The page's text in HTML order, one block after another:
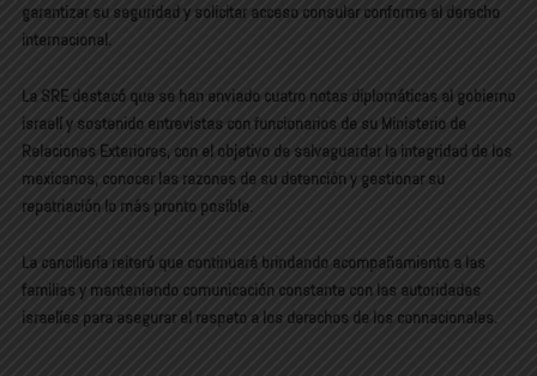
garantizar su seguridad y solicitar acceso consular conforme al derecho
internacional.
La SRE destacó que se han enviado cuatro notas diplomáticas al gobierno
israelí y sostenido entrevistas con funcionarios de su Ministerio de
Relaciones Exteriores, con el objetivo de salvaguardar la integridad de los
mexicanos, conocer las razones de su detención y gestionar su
repatriación lo más pronto posible.
La cancillería reiteró que continuará brindando acompañamiento a las
familias y manteniendo comunicación constante con las autoridades
israelíes para asegurar el respeto a los derechos de los connacionales.